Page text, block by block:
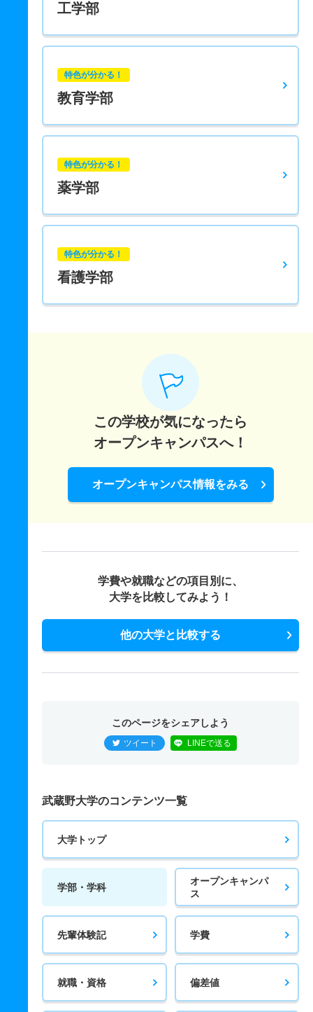
工学部
特色が分かる！
教育学部
特色が分かる！
薬学部
特色が分かる！
看護学部
この学校が気になったら
オープンキャンパスへ！
オープンキャンパス情報をみる
学費や就職などの項目別に、
大学を比較してみよう！
他の大学と比較する
このページをシェアしよう
ツイート LINEで送る
武蔵野大学のコンテンツ一覧
大学トップ
学部・学科
オープンキャンパ
ス
先輩体験記 学費
就職・資格 偏差値